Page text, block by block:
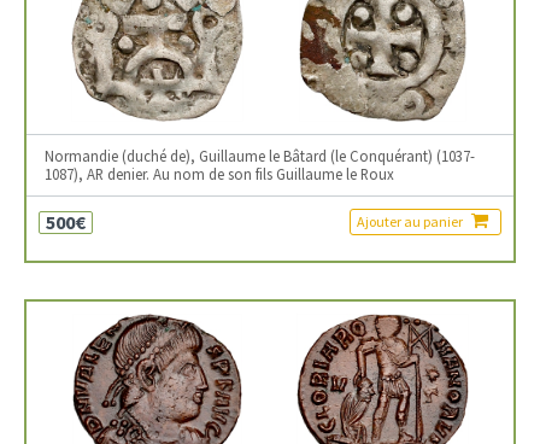
Normandie (duché de), Guillaume le Bâtard (le Conquérant) (1037-
1087), AR denier. Au nom de son fils Guillaume le Roux
500€ Ajouter au panier